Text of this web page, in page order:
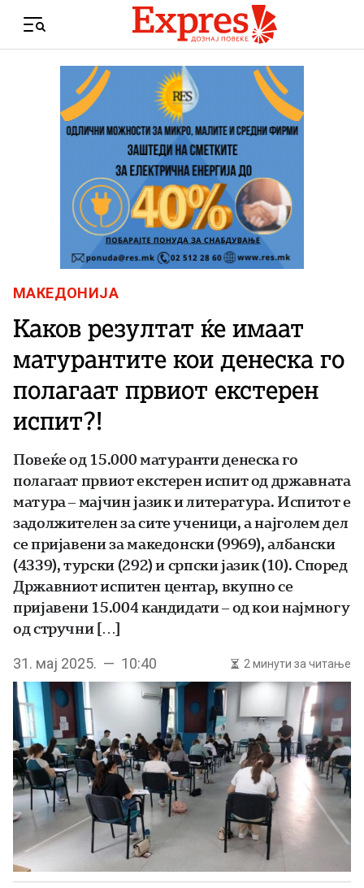
Menu
МАКЕДОНИЈА
Каков резултат ќе имаат
матурантите кои денеска го
полагаат првиот екстерен
испит?!
Повеќе од 15.000 матуранти денеска го
полагаат првиот екстерен испит од државната
матура – мајчин јазик и литература. Испитот е
задолжителен за сите ученици, а најголем дел
се пријавени за македонски (9969), албански
(4339), турски (292) и српски јазик (10). Според
Државниот испитен центар, вкупно се
пријавени 15.004 кандидати – од кои најмногу
од стручни […]
31. мај 2025. — 10:40 2 минути за читање